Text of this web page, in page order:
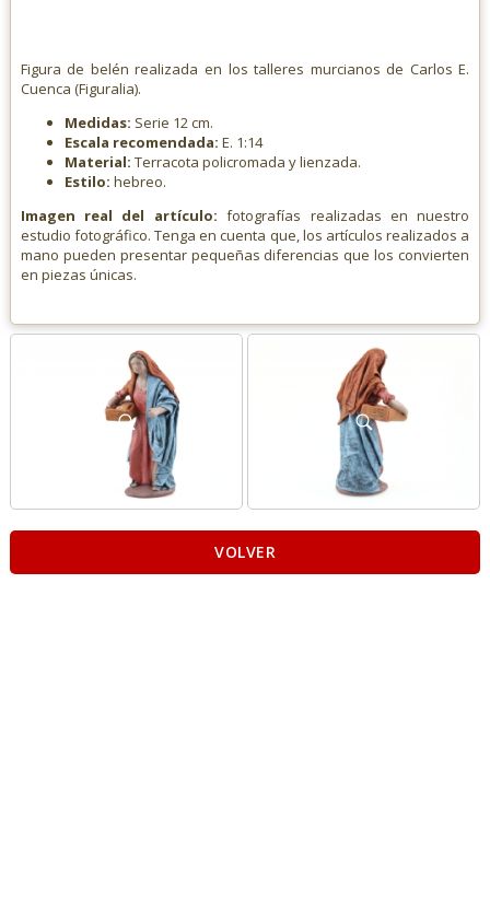
Figura de belén realizada en los talleres murcianos de Carlos E.
Cuenca (Figuralia).
Medidas: Serie 12 cm.
Escala recomendada: E. 1:14
Material: Terracota policromada y lienzada.
Estilo: hebreo.
Imagen real del artículo: fotografías realizadas en nuestro
estudio fotográfico. Tenga en cuenta que, los artículos realizados a
mano pueden presentar pequeñas diferencias que los convierten
en piezas únicas.
VOLVER